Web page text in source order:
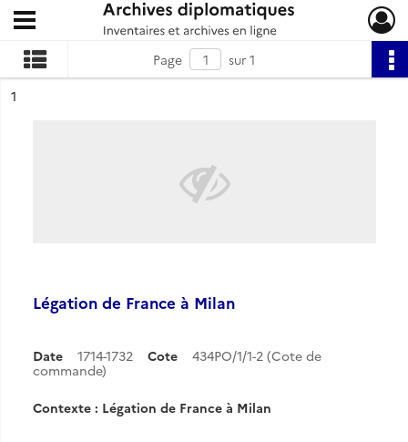
Archives diplomatiques
Ouvrir le menu déroulant
Page
sur 1
n°
1
Légation de France à Milan
Date 1714-1732 Cote
434PO/1/1-2 (Cote de
commande)
Contexte : Légation de France à Milan